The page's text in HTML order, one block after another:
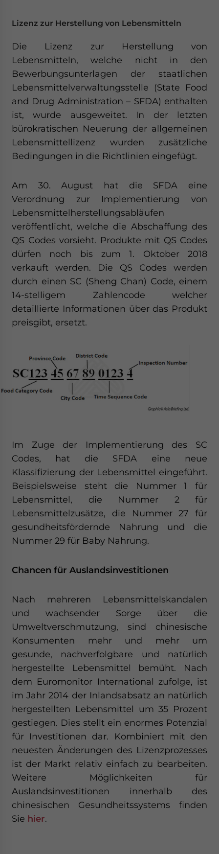
Lizenz zur Herstellung von Lebensmitteln
Die Lizenz zur Herstellung von
Lebensmitteln, welche nicht in den
Bewerbungsunterlagen der staatlichen
Lebensmittelverwaltungsstelle (State Food
and Drug Administration – SFDA) enthalten
ist, wurde ausgeweitet. In der letzten
bürokratischen Neuerung der allgemeinen
Lebensmittellizenz wurden zusätzliche
Bedingungen in die Richtlinien eingefügt.
Am 30. August hat die SFDA eine
Verordnung zur Implementierung von
Lebensmittelherstellungsabläufen
veröffentlicht, welche die Abschaffung des
QS Codes vorsieht. Produkte mit QS Codes
dürfen noch bis zum 1. Oktober 2018
verkauft werden. Die QS Codes werden
durch einen SC (Sheng Chan) Code, einem
14-stelligem Zahlencode welcher
detaillierte Informationen über das Produkt
preisgibt, ersetzt.
Im Zuge der Implementierung des SC
Codes, hat die SFDA eine neue
Klassifizierung der Lebensmittel eingeführt.
Beispielsweise steht die Nummer 1 für
Lebensmittel, die Nummer 2 für
Lebensmittelzusätze, die Nummer 27 für
gesundheitsfördernde Nahrung und die
Nummer 29 für Baby Nahrung.
Chancen für Auslandsinvestitionen
Nach mehreren Lebensmittelskandalen
und wachsender Sorge über die
Umweltverschmutzung, sind chinesische
Konsumenten mehr und mehr um
gesunde, nachverfolgbare und natürlich
hergestellte Lebensmittel bemüht. Nach
dem Euromonitor International zufolge, ist
im Jahr 2014 der Inlandsabsatz an natürlich
hergestellten Lebensmittel um 35 Prozent
gestiegen. Dies stellt ein enormes Potenzial
für Investitionen dar. Kombiniert mit den
neuesten Änderungen des Lizenzprozesses
ist der Markt relativ einfach zu bearbeiten.
Weitere Möglichkeiten für
Auslandsinvestitionen innerhalb des
chinesischen Gesundheitssystems finden
Sie hier.